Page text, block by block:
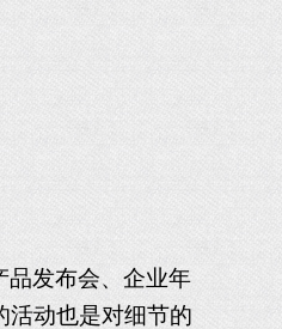
品发布会、企业年
活动也是对细节的